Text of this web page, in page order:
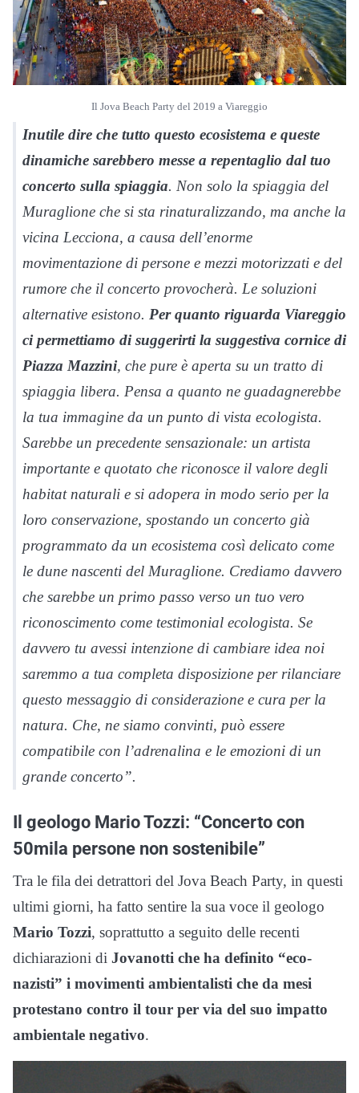
Il Jova Beach Party del 2019 a Viareggio
Inutile dire che tutto questo ecosistema e queste
dinamiche sarebbero messe a repentaglio dal tuo
concerto sulla spiaggia. Non solo la spiaggia del
Muraglione che si sta rinaturalizzando, ma anche la
vicina Lecciona, a causa dell’enorme
movimentazione di persone e mezzi motorizzati e del
rumore che il concerto provocherà. Le soluzioni
alternative esistono. Per quanto riguarda Viareggio
ci permettiamo di suggerirti la suggestiva cornice di
Piazza Mazzini, che pure è aperta su un tratto di
spiaggia libera. Pensa a quanto ne guadagnerebbe
la tua immagine da un punto di vista ecologista.
Sarebbe un precedente sensazionale: un artista
importante e quotato che riconosce il valore degli
habitat naturali e si adopera in modo serio per la
loro conservazione, spostando un concerto già
programmato da un ecosistema così delicato come
le dune nascenti del Muraglione. Crediamo davvero
che sarebbe un primo passo verso un tuo vero
riconoscimento come testimonial ecologista. Se
davvero tu avessi intenzione di cambiare idea noi
saremmo a tua completa disposizione per rilanciare
questo messaggio di considerazione e cura per la
natura. Che, ne siamo convinti, può essere
compatibile con l’adrenalina e le emozioni di un
grande concerto”.
Il geologo Mario Tozzi: “Concerto con
50mila persone non sostenibile”
Tra le fila dei detrattori del Jova Beach Party, in questi
ultimi giorni, ha fatto sentire la sua voce il geologo
Mario Tozzi, soprattutto a seguito delle recenti
dichiarazioni di Jovanotti che ha definito “eco-
nazisti” i movimenti ambientalisti che da mesi
protestano contro il tour per via del suo impatto
ambientale negativo.